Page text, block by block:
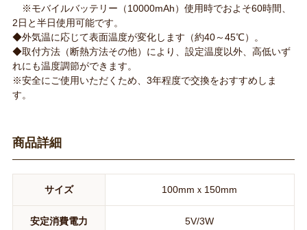
※モバイルバッテリー（10000mAh）使用時でおよそ60時間、
2日と半日使用可能です。
◆外気温に応じて表面温度が変化します（約40～45℃）。
◆取付方法（断熱方法その他）により、設定温度以外、高低いず
れにも温度調節ができます。
※安全にご使用いただくため、3年程度で交換をおすすめしま
す。
商品詳細
サイズ 100mmｘ150mm
安定消費電力 5V/3W